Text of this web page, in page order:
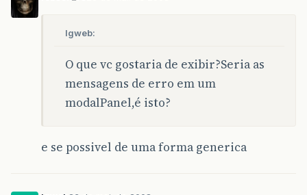
lgweb:
O que vc gostaria de exibir?Seria as
mensagens de erro em um
modalPanel,é isto?
e se possivel de uma forma generica